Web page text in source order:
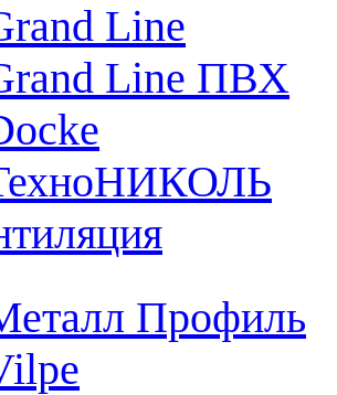
Line
Line ПВХ
Профиль